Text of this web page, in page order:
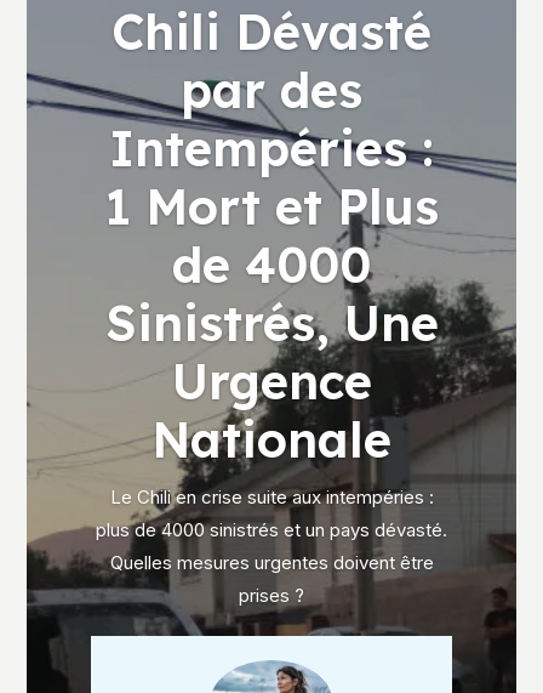
Chili Dévasté
par des
Intempéries :
1 Mort et Plus
de 4000
Sinistrés, Une
Urgence
Nationale
Le Chili en crise suite aux intempéries :
plus de 4000 sinistrés et un pays dévasté.
Quelles mesures urgentes doivent être
prises ?